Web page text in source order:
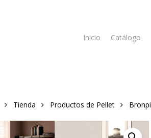
Inicio Catálogo
Tienda Productos de Pellet Bronpi